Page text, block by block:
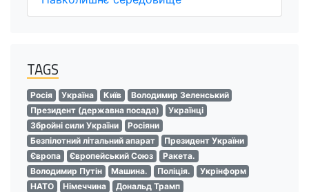
TAGS
Росія Україна Київ
Володимир Зеленський
Президент (державна посада)
Українці
Збройні сили України
Росіяни
Безпілотний літальний апарат
Президент України
Європа
Європейський Союз
Ракета.
Володимир Путін
Машина. Поліція.
Укрінформ
НАТО
Німеччина Дональд Трамп